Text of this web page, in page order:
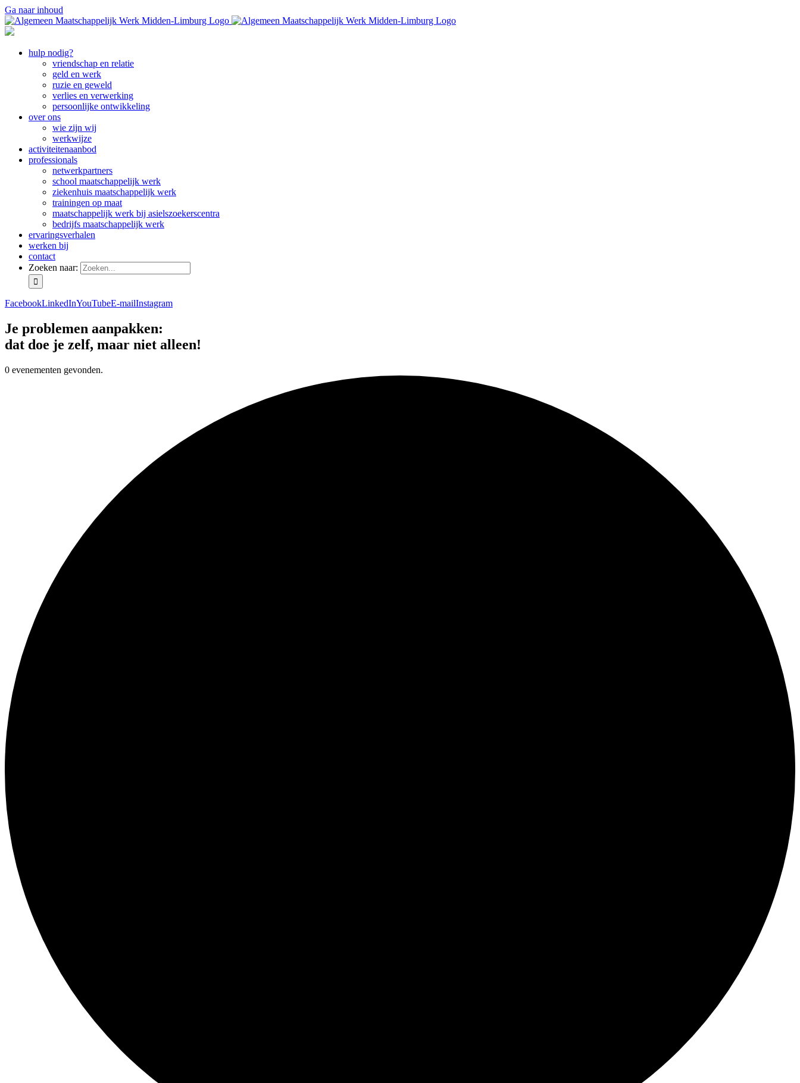
Ga naar inhoud
hulp nodig?
vriendschap en relatie
geld en werk
ruzie en geweld
verlies en verwerking
persoonlijke ontwikkeling
over ons
wie zijn wij
werkwijze
activiteitenaanbod
professionals
netwerkpartners
school maatschappelijk werk
ziekenhuis maatschappelijk werk
trainingen op maat
maatschappelijk werk bij asielszoekerscentra
bedrijfs maatschappelijk werk
ervaringsverhalen
werken bij
contact
Zoeken naar:
FacebookLinkedInYouTubeE-mailInstagram
Je problemen aanpakken:
dat doe je zelf, maar niet alleen!
0 evenementen gevonden.